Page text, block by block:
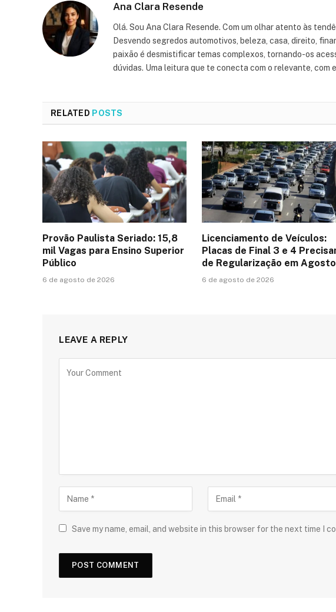
Ana Clara Resende
Olá. Sou Ana Clara Resende. Com um olhar atento às
Desvendo segredos automotivos, beleza, casa, direito,
paixão é desmistificar temas complexos, tornando-os
dúvidas. Uma leitura que te conecta com o relevante, com
RELATED POSTS
Provão Paulista Seriado: 15,8
mil Vagas para Ensino Superior
Público
6 de agosto de 2026
Licenciamento de Veículos:
Placas de Final 3 e 4
de Regularização em Agosto
6 de agosto de 2026
LEAVE A REPLY
Save my name, email, and website in this browser for the next time I